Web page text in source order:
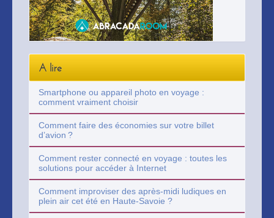
A lire
Smartphone ou appareil photo en voyage :
comment vraiment choisir
Comment faire des économies sur votre billet
d’avion ?
Comment rester connecté en voyage : toutes les
solutions pour accéder à Internet
Comment improviser des après-midi ludiques en
plein air cet été en Haute-Savoie ?